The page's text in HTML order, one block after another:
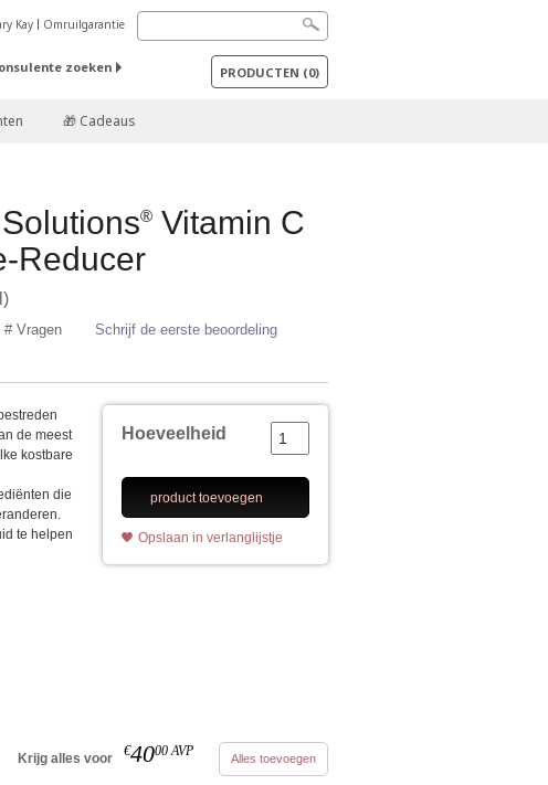
Kay Omruilgarantie
zoeken PRODUCTEN (0)
🎁 Cadeaus
® Vitamin C
Reducer
# Vragen Schrijf de eerste beoordeling
Hoeveelheid
product toevoegen
Opslaan in verlanglijstje
de meest
kostbare
die
te helpen
Krijg alles voor €4000 AVP Alles toevoegen